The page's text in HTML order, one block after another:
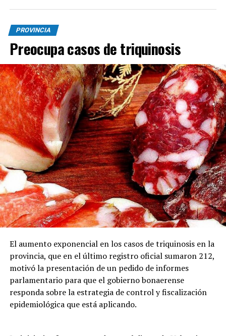
que alcanzan a once provincias por tormentas de
variada intensidad, acompañadas por un aviso por
fuertes vientos en 16 jurisdicciones.
Tras las primeras lluvias registradas durante la mañana
en el territorio bonaerense y la Capital Federal, el
organismo técnico anticipa un paulatino
desmejoramiento hacia el mediodía y la tarde.
PROVINCIA
Preocupa casos de triquinosis
El aumento exponencial en los casos de triquinosis en la
provincia, que en el último registro oficial sumaron 212,
motivó la presentación de un pedido de informes
parlamentario para que el gobierno bonaerense
responda sobre la estrategia de control y fiscalización
epidemiológica que está aplicando.